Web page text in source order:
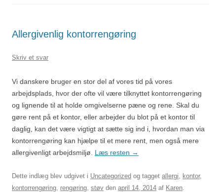
Allergivenlig kontorrengøring
Skriv et svar
Vi danskere bruger en stor del af vores tid på vores
arbejdsplads, hvor der ofte vil være tilknyttet kontorrengøring
og lignende til at holde omgivelserne pæne og rene. Skal du
gøre rent på et kontor, eller arbejder du blot på et kontor til
daglig, kan det være vigtigt at sætte sig ind i, hvordan man via
kontorrengøring kan hjælpe til et mere rent, men også mere
allergivenligt arbejdsmiljø. Læs resten →
Dette indlæg blev udgivet i Uncategorized og tagget allergi, kontor,
kontorrengøring, rengøring, støv den april 14, 2014 af Karen.